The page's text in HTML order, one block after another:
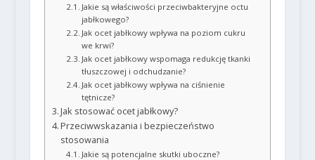
Jakie są właściwości przeciwbakteryjne octu
jabłkowego?
Jak ocet jabłkowy wpływa na poziom cukru
we krwi?
Jak ocet jabłkowy wspomaga redukcję tkanki
tłuszczowej i odchudzanie?
Jak ocet jabłkowy wpływa na ciśnienie
tętnicze?
Jak stosować ocet jabłkowy?
Przeciwwskazania i bezpieczeństwo
stosowania
Jakie są potencjalne skutki uboczne?